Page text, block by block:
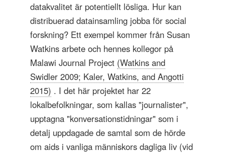
datakvalitet är potentiellt lösliga. Hur kan
distribuerad datainsamling jobba för social
forskning? Ett exempel kommer från Susan
Watkins arbete och hennes kollegor på
Malawi Journal Project (Watkins and
Swidler 2009; Kaler, Watkins, and Angotti
2015) . I det här projektet har 22
lokalbefolkningar, som kallas "journalister",
upptagna "konversationstidningar" som i
detalj uppdagade de samtal som de hörde
om aids i vanliga människors dagliga liv (vid